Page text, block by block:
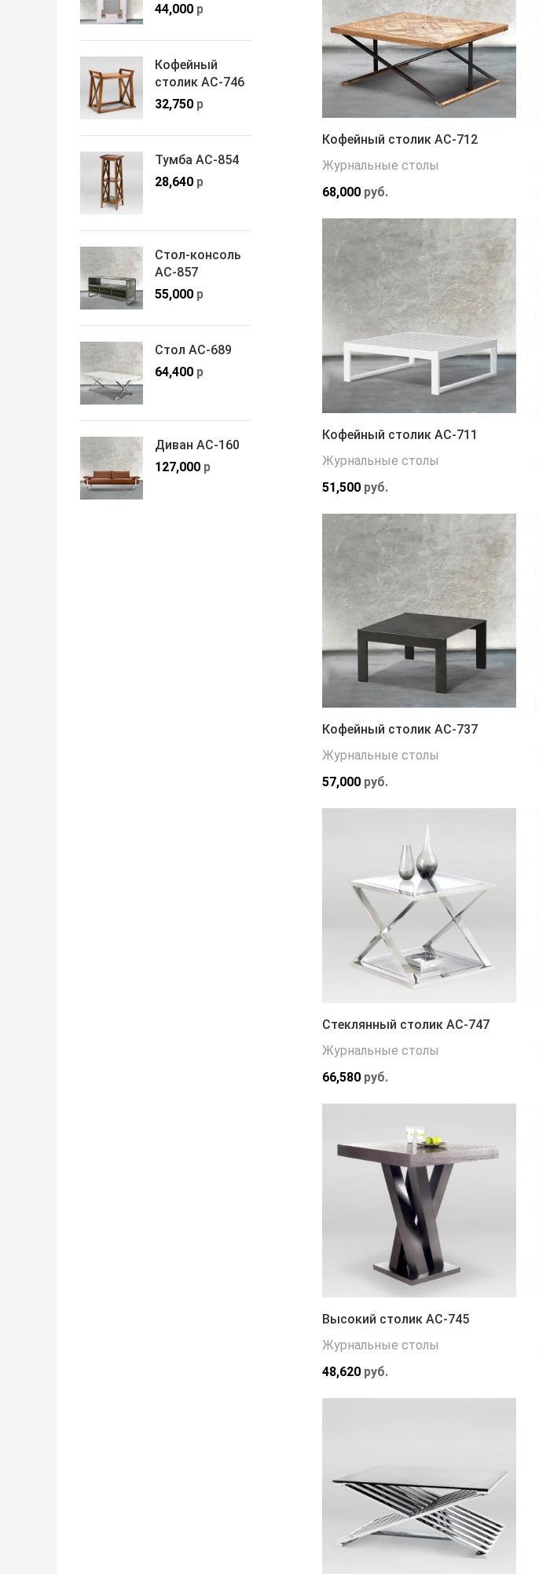
44,000 р
Кофейный
столик АС-746
32,750 р
Тумба АС-854
28,640 р
Стол-консоль
АС-857
55,000 р
Стол АС-689
64,400 р
Диван АС-160
127,000 р
Кофейный столик АС-712
Журнальные столы
68,000руб.
Кофейный столик АС-711
Журнальные столы
51,500руб.
Кофейный столик АС-737
Журнальные столы
57,000руб.
Стеклянный столик АС-747
Журнальные столы
66,580руб.
Высокий столик АС-745
Журнальные столы
48,620руб.